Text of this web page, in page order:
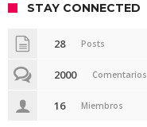
STAY CONNECTED
28 Posts
2000 Comentarios
16 Miembros